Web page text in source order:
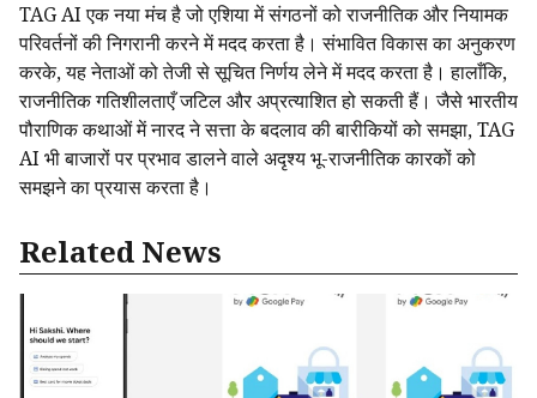
TAG AI एक नया मंच है जो एशिया में संगठनों को राजनीतिक और नियामक
परिवर्तनों की निगरानी करने में मदद करता है। संभावित विकास का अनुकरण
करके, यह नेताओं को तेजी से सूचित निर्णय लेने में मदद करता है। हालाँकि,
राजनीतिक गतिशीलताएँ जटिल और अप्रत्याशित हो सकती हैं। जैसे भारतीय
पौराणिक कथाओं में नारद ने सत्ता के बदलाव की बारीकियों को समझा, TAG
AI भी बाजारों पर प्रभाव डालने वाले अदृश्य भू-राजनीतिक कारकों को
समझने का प्रयास करता है।
Related News